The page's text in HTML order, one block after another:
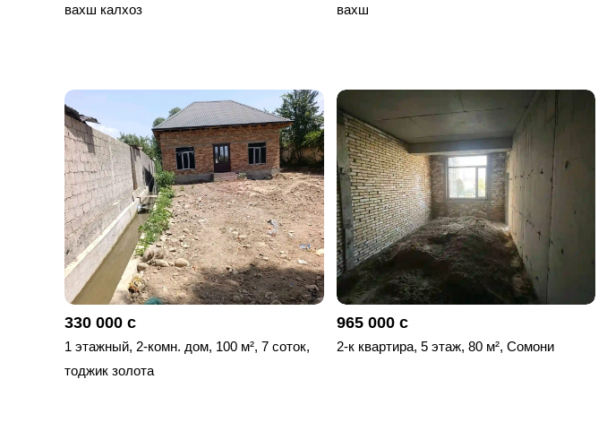
вахш калхоз
вахш
330 000 с
1 этажный, 2-комн. дом, 100 м², 7 соток,
тоджик золота
965 000 с
2-к квартира, 5 этаж, 80 м², Сомони